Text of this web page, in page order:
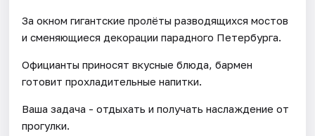
За окном гигантские пролёты разводящихся мостов
и сменяющиеся декорации парадного Петербурга.
Официанты приносят вкусные блюда, бармен
готовит прохладительные напитки.
Ваша задача - отдыхать и получать наслаждение от
прогулки.